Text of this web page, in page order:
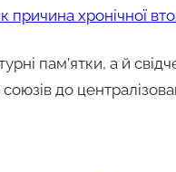
причина хронічної
пам’ятки, а й
до